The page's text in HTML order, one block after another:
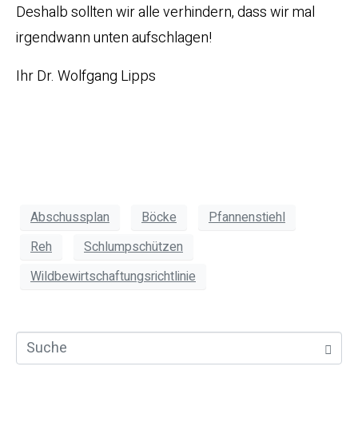
Deshalb sollten wir alle verhindern, dass wir mal
irgendwann unten aufschlagen!
Ihr Dr. Wolfgang Lipps
Abschussplan Böcke
Pfannenstiehl
Reh
Schlumpschützen
Wildbewirtschaftungsrichtlinie